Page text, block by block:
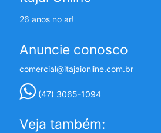
26 anos no ar!
Anuncie conosco
comercial@itajaionline.com.br
(47) 3065-1094
Veja também: